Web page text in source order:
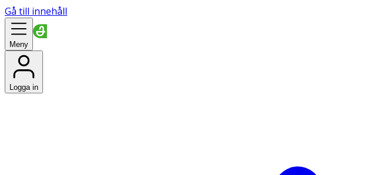
Gå till innehåll
Meny
Logga in